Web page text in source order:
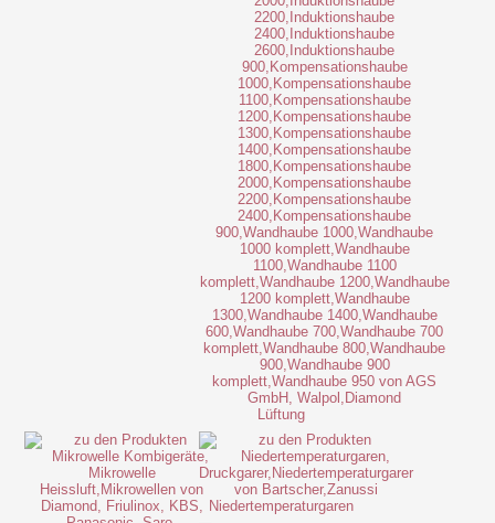
Lüftung
Niedertemperaturgaren